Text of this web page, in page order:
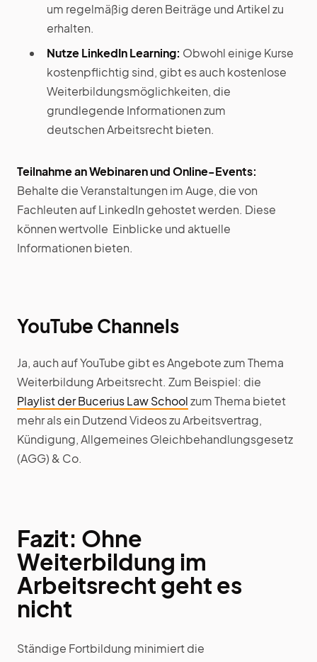
um regelmäßig deren Beiträge und Artikel zu
erhalten.
Nutze LinkedIn Learning: Obwohl einige Kurse
kostenpflichtig sind, gibt es auch kostenlose
Weiterbildungsmöglichkeiten, die
grundlegende Informationen zum
deutschen Arbeitsrecht bieten.
Teilnahme an Webinaren und Online-Events:
Behalte die Veranstaltungen im Auge, die von
Fachleuten auf LinkedIn gehostet werden. Diese
können wertvolle Einblicke und aktuelle
Informationen bieten.
YouTube Channels
Ja, auch auf YouTube gibt es Angebote zum Thema
Weiterbildung Arbeitsrecht. Zum Beispiel: die
Playlist der Bucerius Law Schoolzum Thema bietet
mehr als ein Dutzend Videos zu Arbeitsvertrag,
Kündigung, Allgemeines Gleichbehandlungsgesetz
(AGG) & Co.
Fazit: Ohne
Weiterbildung im
Arbeitsrecht geht es
nicht
Ständige Fortbildung minimiert die